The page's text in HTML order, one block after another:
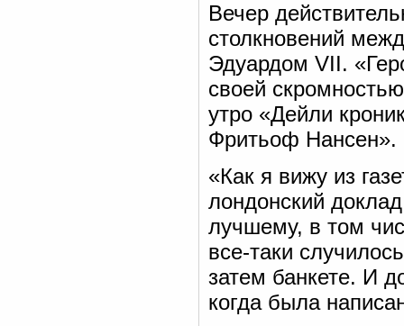
Вечер
столкновений
Эдуардом VII.
своей
утро «Дейли
Фритьоф
«Как я вижу из
лондонский
лучшему, в том
все-таки
затем банкете. И
когда была